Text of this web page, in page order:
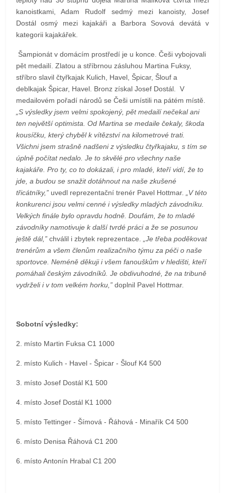
kanoistkami, Adam Rudolf sedmý mezi kanoisty, Josef
Dostál osmý mezi kajakáři a Barbora Sovová devátá v
kategorii kajakářek.
Šampionát v domácím prostředí je u konce. Češi vybojovali
pět medailí. Zlatou a stříbrnou zásluhou Martina Fuksy,
stříbro slavil čtyřkajak Kulich, Havel, Špicar, Šlouf a
deblkajak Špicar, Havel. Bronz získal Josef Dostál. V
medailovém pořadí národů se Češi umístili na pátém místě.
„S výsledky jsem velmi spokojený, pět medailí nečekal ani
ten největší optimista. Od Martina se medaile čekaly, škoda
kousíčku, který chyběl k vítězství na kilometrové trati.
Všichni jsem strašně nadšeni z výsledku čtyřkajaku, s tím se
úplně počítat nedalo. Je to skvělé pro všechny naše
kajakáře. Pro ty, co to dokázali, i pro mladé, kteří vidí, že to
jde, a budou se snažit dotáhnout na naše zkušené
třicátníky,” uvedl reprezentační trenér Pavel Hottmar. „V této
konkurenci jsou velmi cenné i výsledky mladých závodníku.
Velkých finále bylo opravdu hodně. Doufám, že to mladé
závodníky namotivuje k další tvrdé práci a že se posunou
ještě dál,” chválil i zbytek reprezentace. „Je třeba poděkovat
trenérům a všem členům realizačního týmu za péči o naše
sportovce. Neméně děkuji i všem fanouškům v hledišti, kteří
pomáhali českým závodníků. Je obdivuhodné, že na tribuně
vydrželi i v tom velkém horku,” doplnil Pavel Hottmar.
Sobotní výsledky:
2. místo Martin Fuksa C1 1000
2. místo Kulich - Havel - Špicar - Šlouf K4 500
3. místo Josef Dostál K1 500
4. místo Josef Dostál K1 1000
5. místo Tettinger - Šímová - Řáhová - Minařík C4 500
6. místo Denisa Řáhová C1 200
6. místo Antonín Hrabal C1 200